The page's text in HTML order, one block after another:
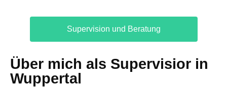
Supervision und Beratung
Über mich als Supervisior in
Wuppertal